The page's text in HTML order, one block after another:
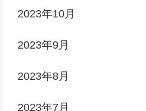
2023年10月
2023年9月
2023年8月
2023年7月